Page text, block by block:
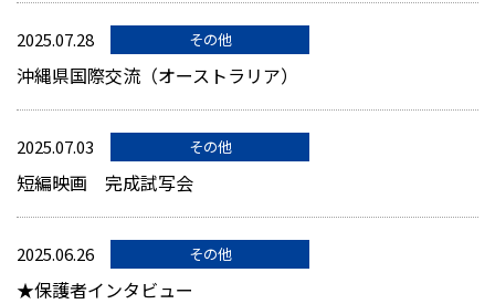
2025.07.28 その他
沖縄県国際交流（オーストラリア）
2025.07.03 その他
短編映画 完成試写会
2025.06.26 その他
★保護者インタビュー